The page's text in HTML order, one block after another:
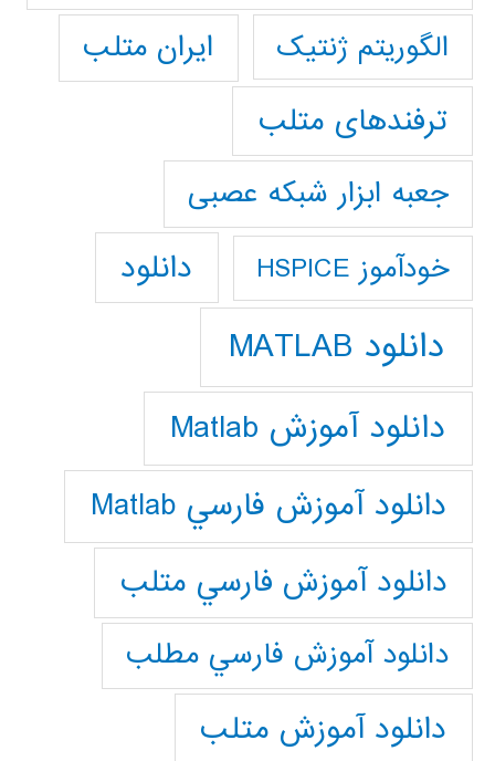
الگوریتم ژنتیک
ایران متلب
ترفندهای متلب
جعبه ابزار شبکه عصبی
خودآموز HSPICE دانلود
دانلود MATLAB
دانلود آموزش Matlab
دانلود آموزش فارسي Matlab
دانلود آموزش فارسي متلب
دانلود آموزش فارسي مطلب
دانلود آموزش متلب